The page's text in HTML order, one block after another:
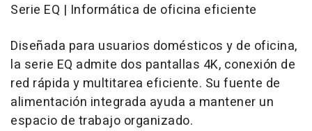
Serie EQ | Informática de oficina eficiente
Diseñada para usuarios domésticos y de oficina,
la serie EQ admite dos pantallas 4K, conexión de
red rápida y multitarea eficiente. Su fuente de
alimentación integrada ayuda a mantener un
espacio de trabajo organizado.